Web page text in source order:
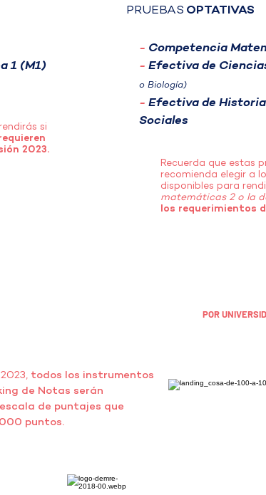
PRUEBAS OPTATIVAS
1 (M1)
si
2023.
- Competencia
- Efectiva de
o Biología)
- Efectiva de Historia
Sociales
Recuerda que estas
recomienda elegir a
disponibles para
matemáticas 2 o la
los requerimientos
POR
todos los instrumentos
de Notas serán
de puntajes que
puntos.